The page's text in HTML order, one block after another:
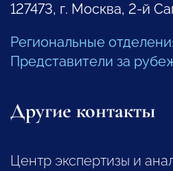
127473, г. Москва, 2-й
Региональные
Представители за
Другие контакты
Центр экспертизы и